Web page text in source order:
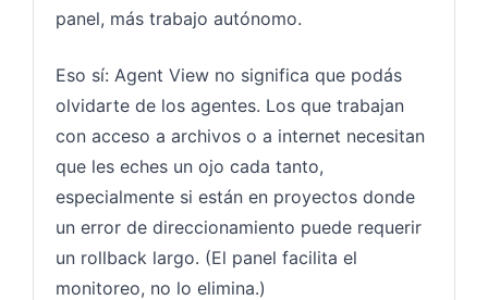
panel, más trabajo autónomo.
Eso sí: Agent View no significa que podás
olvidarte de los agentes. Los que trabajan
con acceso a archivos o a internet necesitan
que les eches un ojo cada tanto,
especialmente si están en proyectos donde
un error de direccionamiento puede requerir
un rollback largo. (El panel facilita el
monitoreo, no lo elimina.)